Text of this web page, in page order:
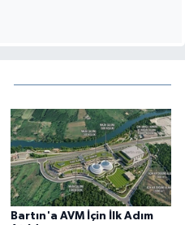
Bartın'a AVM İçin İlk Adım